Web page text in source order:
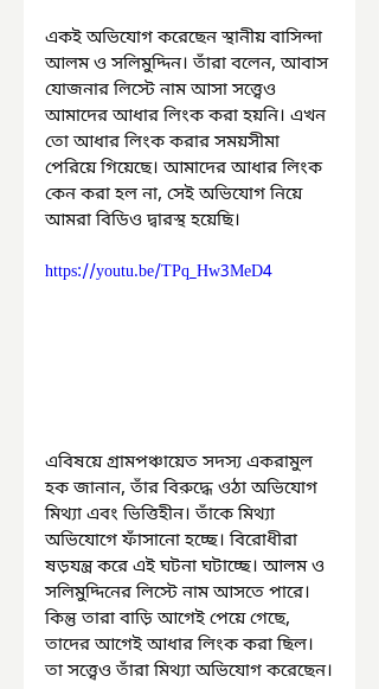
একই অভিযোগ করেছেন স্থানীয় বাসিন্দা
আলম ও সলিমুদ্দিন। তাঁরা বলেন, আবাস
যোজনার লিস্টে নাম আসা সত্ত্বেও
আমাদের আধার লিংক করা হয়নি। এখন
তো আধার লিংক করার সময়সীমা
পেরিয়ে গিয়েছে। আমাদের আধার লিংক
কেন করা হল না, সেই অভিযোগ নিয়ে
আমরা বিডিও দ্বারস্থ হয়েছি।
https://youtu.be/TPq_Hw3MeD4
এবিষয়ে গ্রামপঞ্চায়েত সদস্য একরামুল
হক জানান, তাঁর বিরুদ্ধে ওঠা অভিযোগ
মিথ্যা এবং ভিত্তিহীন। তাঁকে মিথ্যা
অভিযোগে ফাঁসানো হচ্ছে। বিরোধীরা
ষড়যন্ত্র করে এই ঘটনা ঘটাচ্ছে। আলম ও
সলিমুদ্দিনের লিস্টে নাম আসতে পারে।
কিন্তু তারা বাড়ি আগেই পেয়ে গেছে,
তাদের আগেই আধার লিংক করা ছিল।
তা সত্ত্বেও তাঁরা মিথ্যা অভিযোগ করেছেন।